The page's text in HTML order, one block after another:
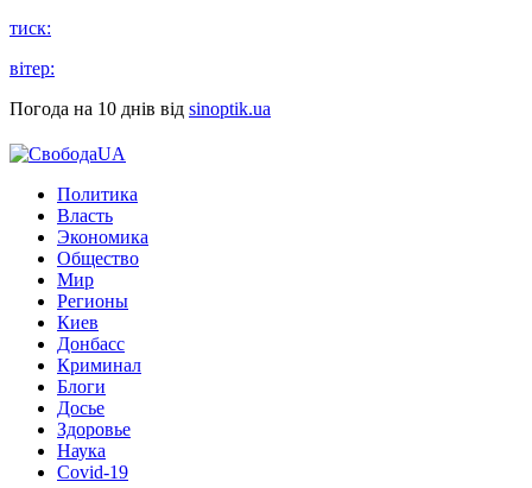
тиск:
вітер:
Погода на 10 днів від sinoptik.ua
Политика
Власть
Экономика
Общество
Мир
Регионы
Киев
Донбасс
Криминал
Блоги
Досье
Здоровье
Наука
Covid-19